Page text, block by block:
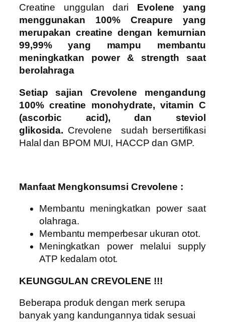
Creatine unggulan dari Evolene yang
menggunakan 100% Creapure yang
merupakan creatine dengan kemurnian
99,99% yang mampu membantu
meningkatkan power & strength saat
berolahraga
Setiap sajian Crevolene mengandung
100% creatine monohydrate, vitamin C
(ascorbic acid), dan steviol
glikosida. Crevolene sudah bersertifikasi
Halal dan BPOM MUI, HACCP dan GMP.
Manfaat Mengkonsumsi Crevolene :
Membantu meningkatkan power saat
olahraga.
Membantu memperbesar ukuran otot.
Meningkatkan power melalui supply
ATP kedalam otot.
KEUNGGULAN CREVOLENE !!!
Beberapa produk dengan merk serupa
banyak yang kandungannya tidak sesuai